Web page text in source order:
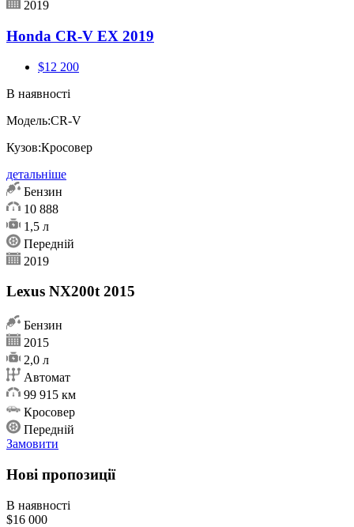
2019
Honda CR-V EX 2019
$12 200
В наявності
Модель:CR-V
Кузов:Кросовер
детальніше
Бензин
10 888
1,5 л
Передній
2019
Lexus NX200t 2015
Бензин
2015
2,0 л
Автомат
99 915 км
Кросовер
Передній
Замовити
Нові пропозиції
В наявності
$16 000